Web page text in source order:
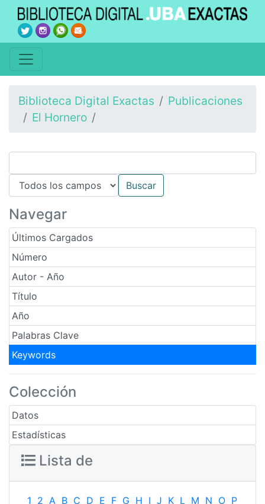
Biblioteca Digital Exactas
Publicaciones
El Hornero
Navegar
Últimos Cargados
Número
Autor - Año
Título
Año
Palabras Clave
Keywords
Colección
Datos
Estadísticas
Lista de
1 2 A B C D E F G H I J K L M N O P